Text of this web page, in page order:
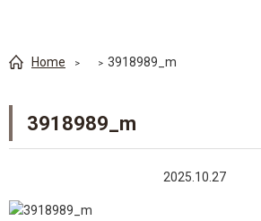
Home 3918989_m
3918989_m
2025.10.27